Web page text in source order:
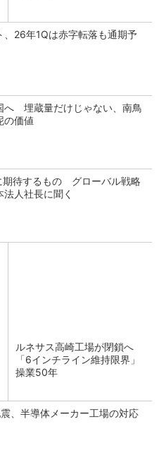
、26年1Qは赤字転落も通期予
へ 埋蔵量だけじゃない、南鳥
の価値
期待するもの グローバル戦略
人社長に聞く
ルネサス高崎工場が閉鎖へ
「6インチライン維持限界」
操業50年
、半導体メーカー工場の対応